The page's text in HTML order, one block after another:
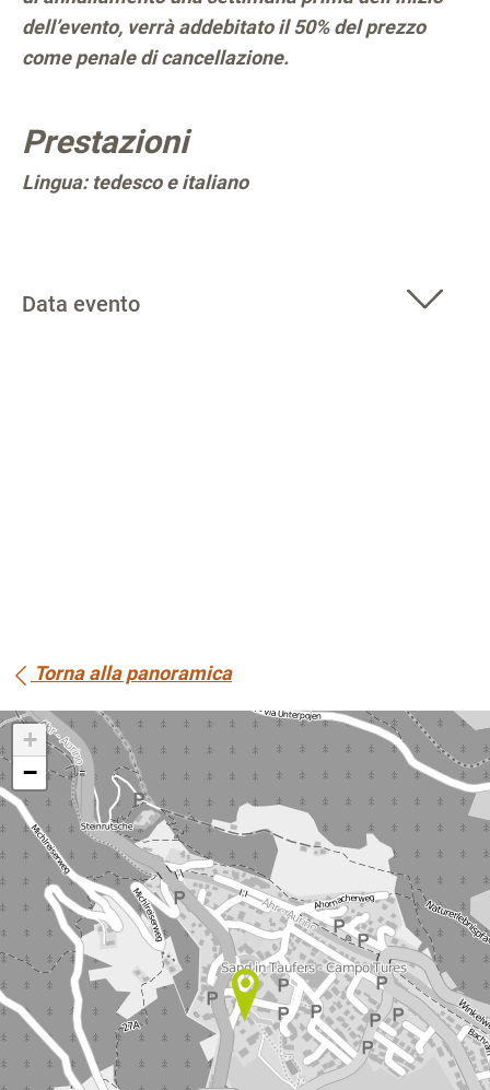
dell’evento, verrà addebitato il 50% del prezzo
come penale di cancellazione.
Prestazioni
Lingua: tedesco e italiano
Data evento
Torna alla panoramica
+
−